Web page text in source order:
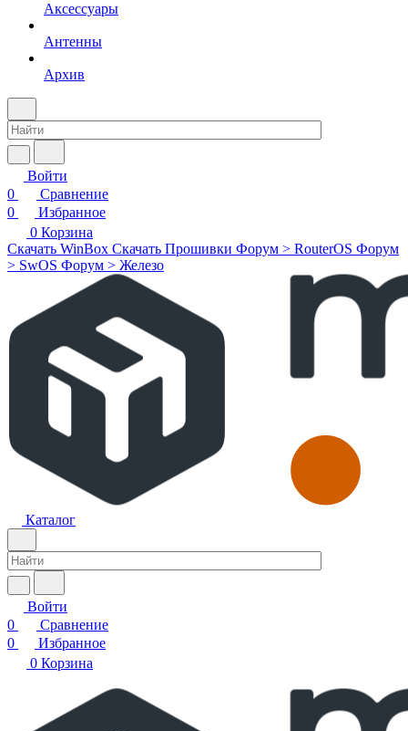
Аксессуары
Антенны
Архив
Войти
0
Сравнение
0
Избранное
0 Корзина
Скачать WinBox Скачать Прошивки Форум > RouterOS Форум
> SwOS Форум > Железо
Каталог
Войти
0
Сравнение
0
Избранное
0 Корзина